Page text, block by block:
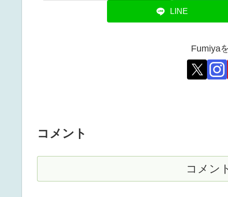
LINE
Fumiya
コメント
コメン